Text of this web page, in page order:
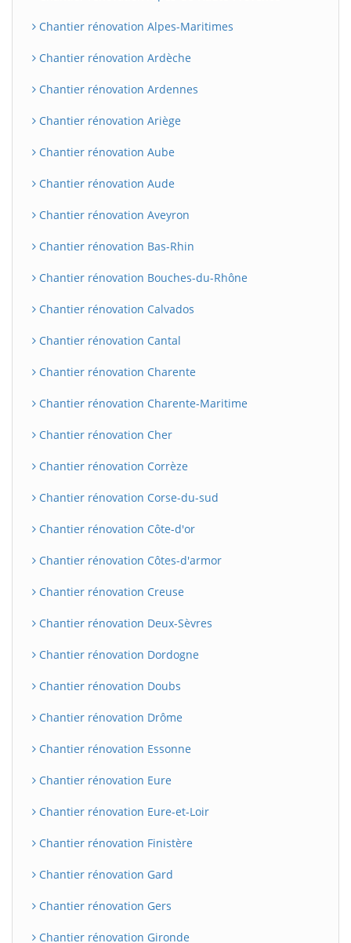
Chantier rénovation Alpes-Maritimes
Chantier rénovation Ardèche
Chantier rénovation Ardennes
Chantier rénovation Ariège
Chantier rénovation Aube
Chantier rénovation Aude
Chantier rénovation Aveyron
Chantier rénovation Bas-Rhin
Chantier rénovation Bouches-du-Rhône
Chantier rénovation Calvados
Chantier rénovation Cantal
Chantier rénovation Charente
Chantier rénovation Charente-Maritime
Chantier rénovation Cher
Chantier rénovation Corrèze
Chantier rénovation Corse-du-sud
Chantier rénovation Côte-d'or
Chantier rénovation Côtes-d'armor
Chantier rénovation Creuse
Chantier rénovation Deux-Sèvres
Chantier rénovation Dordogne
Chantier rénovation Doubs
Chantier rénovation Drôme
Chantier rénovation Essonne
Chantier rénovation Eure
Chantier rénovation Eure-et-Loir
Chantier rénovation Finistère
Chantier rénovation Gard
Chantier rénovation Gers
Chantier rénovation Gironde